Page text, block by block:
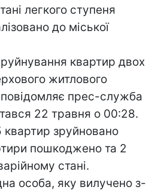
легкого ступеня
до міської
квартир двох
житлового
прес-служба
22 травня о 00:28.
квартир зруйновано
пошкоджено та 2
стані.
особа, яку вилучено з-